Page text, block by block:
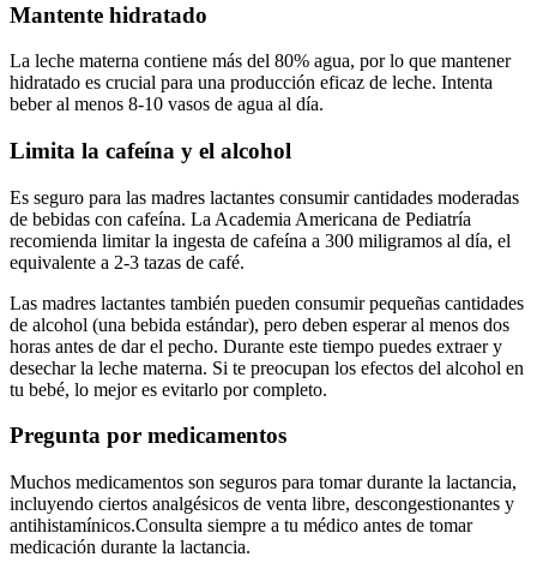
Mantente hidratado
La leche materna contiene más del 80% agua, por lo que mantener
hidratado es crucial para una producción eficaz de leche. Intenta
beber al menos 8-10 vasos de agua al día.
Limita la cafeína y el alcohol
Es seguro para las madres lactantes consumir cantidades moderadas
de bebidas con cafeína. La Academia Americana de Pediatría
recomienda limitar la ingesta de cafeína a 300 miligramos al día, el
equivalente a 2-3 tazas de café.
Las madres lactantes también pueden consumir pequeñas cantidades
de alcohol (una bebida estándar), pero deben esperar al menos dos
horas antes de dar el pecho. Durante este tiempo puedes extraer y
desechar la leche materna. Si te preocupan los efectos del alcohol en
tu bebé, lo mejor es evitarlo por completo.
Pregunta por medicamentos
Muchos medicamentos son seguros para tomar durante la lactancia,
incluyendo ciertos analgésicos de venta libre, descongestionantes y
antihistamínicos.Consulta siempre a tu médico antes de tomar
medicación durante la lactancia.